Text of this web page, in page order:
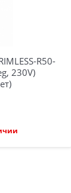
R50-
230V)